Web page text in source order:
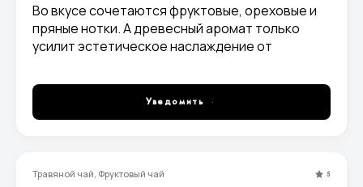
Во вкусе сочетаются фруктовые, ореховые и
пряные нотки. А древесный аромат только
усилит эстетическое наслаждение от
густым, янтарного или красно-коричневого
Уведомить
Травяной чай, Фруктовый чай 5